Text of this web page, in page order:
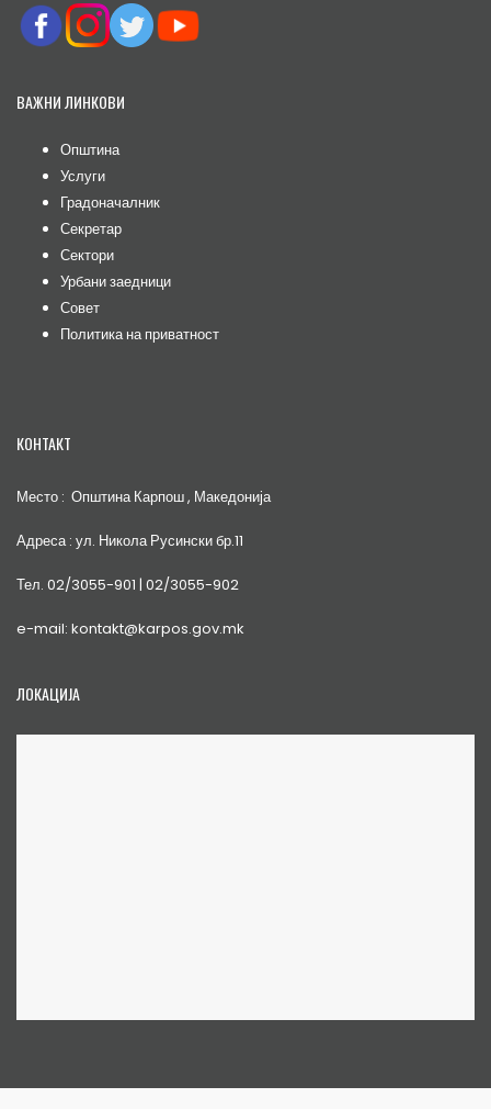
ВАЖНИ ЛИНКОВИ
Општина
Услуги
Градоначалник
Секретар
Сектори
Урбани заедници
Совет
Политика на приватност
КОНТАКТ
Место : Општина Карпош , Македонија
Адреса : ул. Никола Русински бр.11
Тел. 02/3055-901 | 02/3055-902
e-mail: kontakt@karpos.gov.mk
ЛОКАЦИЈА